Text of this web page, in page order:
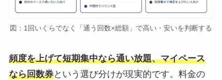
図：1回いくらでなく「通う回数×総額」で高い・安いを判断する
頻度を上げて短期集中なら通い放題、マイペース
なら回数券という選び分けが現実的です。料金の